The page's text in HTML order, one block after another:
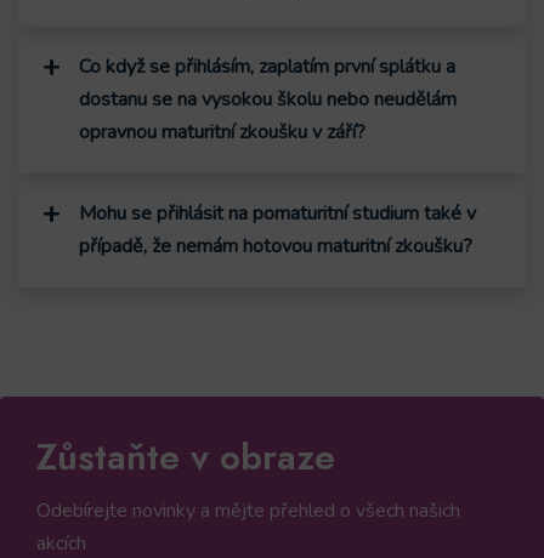
Co když se přihlásím, zaplatím první splátku a
dostanu se na vysokou školu nebo neudělám
opravnou maturitní zkoušku v září?
Mohu se přihlásit na pomaturitní studium také v
případě, že nemám hotovou maturitní zkoušku?
Zůstaňte v obraze
Odebírejte novinky a mějte přehled o všech našich
akcích